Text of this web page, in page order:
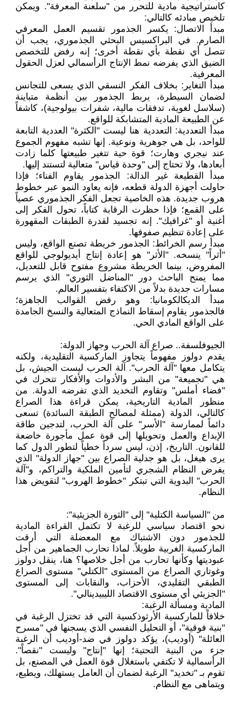
كاستراتيجية مادية للتحرر من "سلعنة المعرفة". ويمكن
تلخيص مبادئه كالتالي:
مبدأ الاتصال: يكسر الجذمور تقسيم العمل المعرفي
الصارم. في البراكسيس البحثي الجذموري، يجب أن
تتصل أي نقطة بأي نقطة أخرى؛ إنه رفض للتخصص
الضيق الذي يفرضه نمط الإنتاج الرأسمالي لعزل الحقول
المعرفية.
مبدأ التغاير: بخلاف الفكر النسقي الذي يسعى للتجانس
لضمان السيطرة، يربط الجذمور بين أنظمة متباينة
(سلاسل لغوية، تدفقات مالية، شفرات بيولوجية)، كاشفاً
عن الطبيعة المادية المتشابكة للواقع.
مبدأ التعددية: التعددية هنا ليست "الكثرة" العددية التابعة
للواحد، بل هي جوهرية ونوعية. إنها تشبه مفهوم الجموع
عند نيجري وهارت؛ قوة حية تتغير طبيعتها كلما زادت
أبعادها، ولا تحتاج إلى "وحدة قياس" متعالية لتستند إليها.
مبدأ القطيعة غير الدالة: الجذمور يقاوم الفناء؛ فإذا
حاولت أجهزة الدولة قطعه، فإنه يعاود النمو عبر خطوط
هروب جديدة. هذه الخاصية تجعل الفكر الجذموري عصياً
على القمع؛ فإذا حظرت الرقابة كتاباً، تحول الفكر إلى
أغنية أو "غرافيك". إنه تجسيد لقدرة الطبقات المقهورة
على إعادة تنظيم صفوفها.
مبدأ رسم الخرائط: الجذمور خريطة تصنع الواقع، وليس
"أثراً" ينسخه. "الأثر" هو إعادة إنتاج أيديولوجي للواقع
المفروض، بينما الخريطة مشروع مفتوح قابل للتعديل،
مما يمنح الباحث دور "المناضل الثوري" الذي يرسم
مسارات جديدة بدلاً من الاكتفاء بتفسير العالم.
مبدأ الديكالكومانيا: وهو رفض القوالب الجاهزة؛
فالجذمور يقاوم إسقاط النماذج المتعالية والنسخ الجامدة
على الواقع المادي الحي.
الجيوفلسفة.. صراع آلة الحرب وجهاز الدولة:
يقدم دولوز مفهوماً يتجاوز الماركسية التقليدية، ولكنه
يتكامل معها "آلة الحرب". آلة الحرب ليست الجيش، بل
هي "تجميعة" من البشر والأدوات والأفكار تتحرك في
"فضاء أملس" وتقاوم التخديد الذي تفرضه الدولة. من
منظور المادية التاريخية، يمكن قراءة هذا الصراع
كالتالي، الدولة (ممثلة لمصالح الطبقة السائدة) تسعى
دائماً لممارسة "الأسر" على آلة الحرب، لتدجين طاقة
الإبداع والعمل وتحويلها إلى قوة عمل مأجورة خاضعة
للقانون. التاريخ، إذن، ليس سرداً خطياً لتطور الدول كما
يرى هيغل، بل هو جدلية الصراع بين "جهاز الدولة" الذي
يفرض النظام الشجري لتأمين الملكية والتراكم، و"آلة
الحرب" البدوية التي تبتكر "خطوط الهروب" لتقويض هذا
النظام.
من "السياسة الكتلية" إلى "الثورة الجزيئية":
نحو اقتصاد سياسي للرغبة لا تكتمل القراءة المادية
للجذمور دون الاشتباك مع المعضلة التي أرقت
الماركسية الغربية طويلاً. لماذا تحارب الجماهير من أجل
عبوديتها وكأنها تحارب من أجل خلاصها؟ هنا، ينقل دولوز
وغوتاري الصراع من المستوى "الكتلي" مستوى الصراع
الطبقي التقليدي، الأحزاب، والنقابات إلى المستوى
"الجزيئي أي مستوى الاقتصاد الليبيدينالي".
المادية ومسألة الرغبة:
خلافاً للماركسية الأرثوذكسية التي قد تختزل الرغبة في
"بنية فوقية"، أو التحليل النفسي الذي يسجنها في "مسرح
العائلة" (أوديب)، يؤكد دولوز في ضد-أوديب أن الرغبة
جزء من البنية التحتية؛ إنها "إنتاج" وليست "نقصاً".
الرأسمالية لا تكتفي باستغلال قوة العمل في المصنع، بل
تقوم بـ "تخديد" الرغبة لضمان أن العامل يستهلك، ويطيع،
ويتماهى مع النظام.